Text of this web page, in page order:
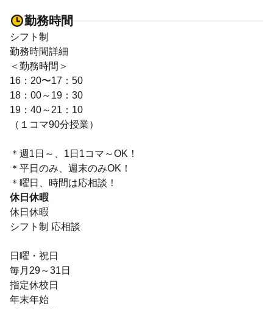
勤務時間
シフト制
勤務時間詳細
＜勤務時間＞
16：20〜17：50
18：00～19：30
19：40～21：10
（１コマ90分授業）
＊週1日～、1日1コマ～OK！
＊平日のみ、週末のみOK！
＊曜日、時間は応相談！
休日休暇
休日休暇
シフト制 応相談
日曜・祝日
毎月29～31日
指定休校日
年末年始